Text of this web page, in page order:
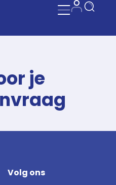
je
Volg ons